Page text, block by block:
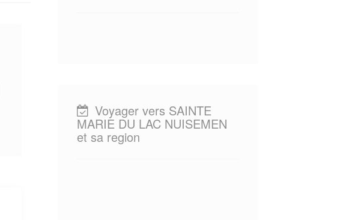
Voyager vers SAINTE
MARIE DU LAC NUISEMEN
et sa region